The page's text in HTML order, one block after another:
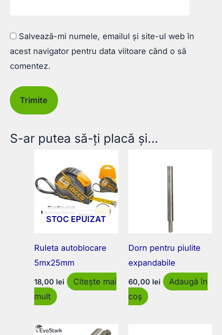
Salvează-mi numele, emailul și site-ul web în
acest navigator pentru data viitoare când o să
comentez.
S-ar putea să-ți placă și…
STOC EPUIZAT
Ruleta autoblocare
5mx25mm
18,00 lei
Citește mai
mult
Dorn pentru piulite
expandabile
60,00 lei
Adaugă în
coș